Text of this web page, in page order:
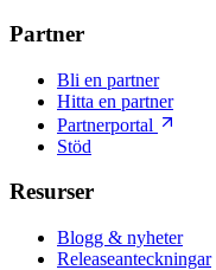
Partner
Bli en partner
Hitta en partner
Partnerportal
Stöd
Resurser
Blogg & nyheter
Releaseanteckningar